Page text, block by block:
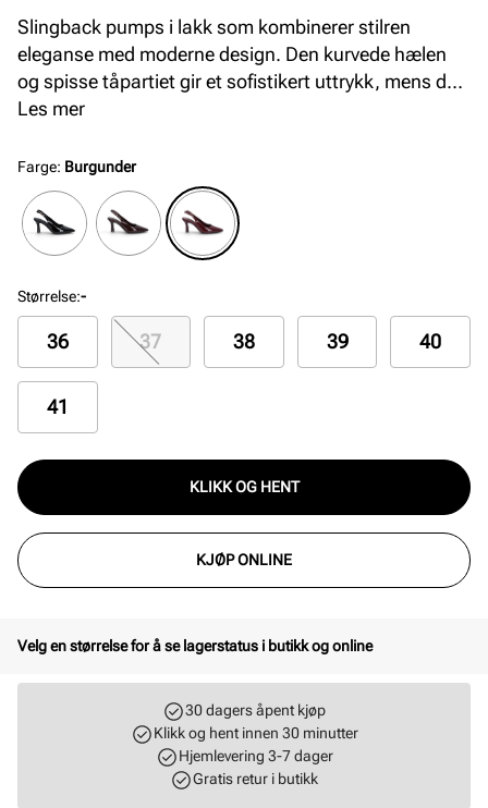
Slingback pumps i lakk som kombinerer stilren
eleganse med moderne design. Den kurvede hælen
og spisse tåpartiet gir et sofistikert uttrykk, mens den
justerbare remmen sikrer optimal passform. Moderne
antrekk.
Les mer
Farge: Burgunder
Størrelse:-
36 37 38 39 40
41
KLIKK OG HENT
KJØP ONLINE
Velg en størrelse for å se lagerstatus i butikk og online
30 dagers åpent kjøp
Klikk og hent innen 30 minutter
Hjemlevering 3-7 dager
Gratis retur i butikk